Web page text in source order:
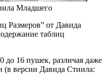
Младшего
Размеров” от Давида
таблиц
до 16 пушек, различая даже
(в версии Давида Стиила: